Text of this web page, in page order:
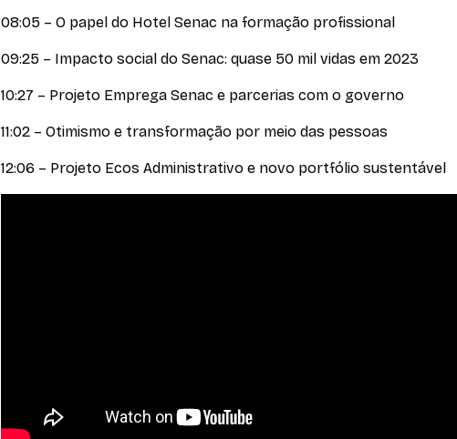
08:05 – O papel do Hotel Senac na formação profissional
09:25 – Impacto social do Senac: quase 50 mil vidas em 2023
10:27 – Projeto Emprega Senac e parcerias com o governo
11:02 – Otimismo e transformação por meio das pessoas
12:06 – Projeto Ecos Administrativo e novo portfólio sustentável